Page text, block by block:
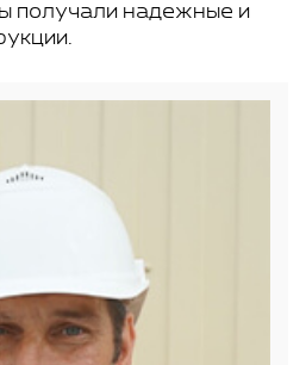
получали надежные и